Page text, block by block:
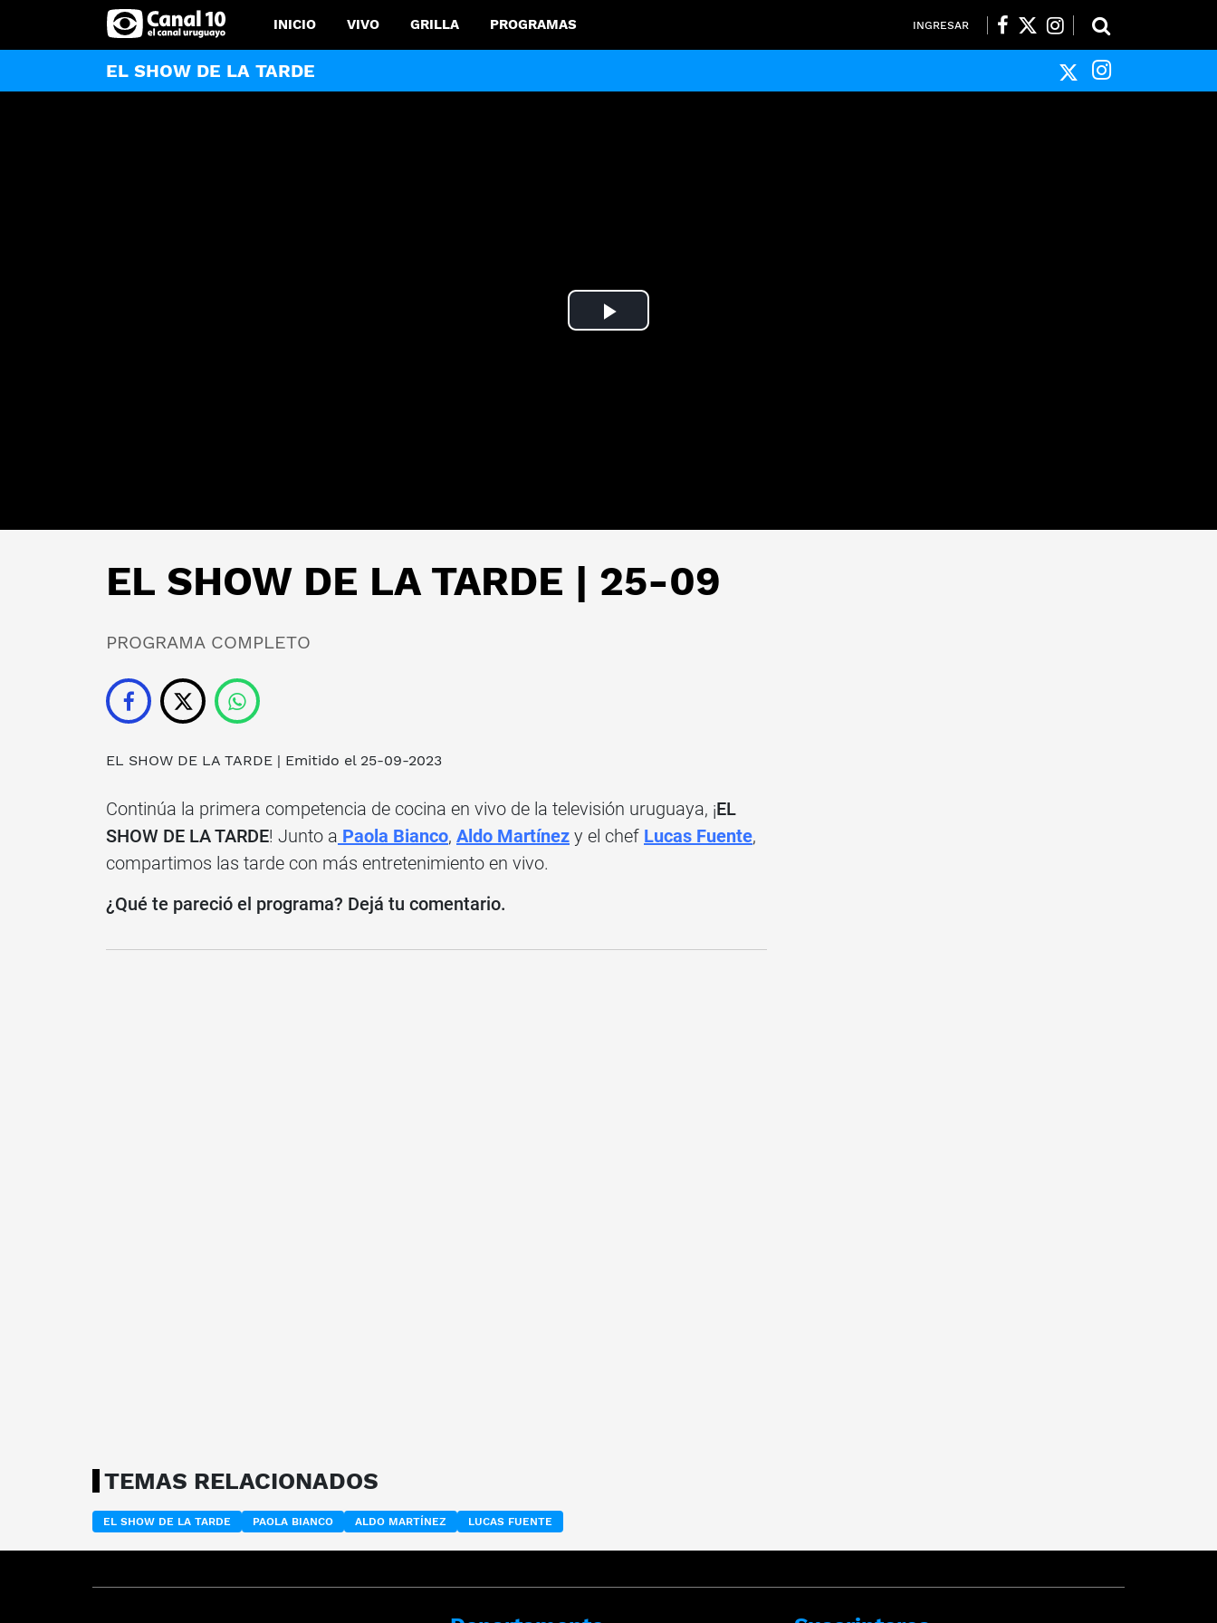
INICIO VIVO GRILLA PROGRAMAS INGRESAR
EL SHOW DE LA TARDE
Play
EL SHOW DE LA TARDE | 25-09
PROGRAMA COMPLETO
EL SHOW DE LA TARDE | Emitido el 25-09-2023
Continúa la primera competencia de cocina en vivo de la televisión uruguaya, ¡EL
SHOW DE LA TARDE! Junto a Paola Bianco, Aldo Martínez y el chef Lucas Fuente,
compartimos las tarde con más entretenimiento en vivo.
¿Qué te pareció el programa? Dejá tu comentario.
TEMAS RELACIONADOS
EL SHOW DE LA TARDE PAOLA BIANCO ALDO MARTÍNEZ LUCAS FUENTE